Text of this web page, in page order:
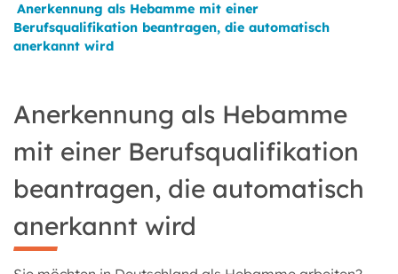
Anerkennung als Hebamme mit einer
Berufsqualifikation beantragen, die automatisch
anerkannt wird
Anerkennung als Hebamme
mit einer Berufsqualifikation
beantragen, die automatisch
anerkannt wird